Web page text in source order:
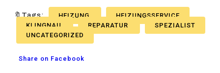
🔖Tags: HEIZUNG
HEIZUNGSSERVICE
KLINGNAU
REPARATUR
SPEZIALIST
UNCATEGORIZED
Share on Facebook